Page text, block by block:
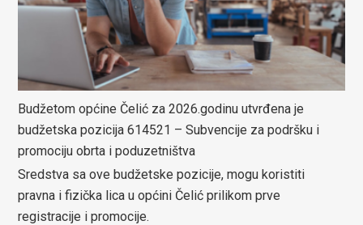
Budžetom općine Čelić za 2026.godinu utvrđena je
budžetska pozicija 614521 – Subvencije za podršku i
promociju obrta i poduzetništva
Sredstva sa ove budžetske pozicije, mogu koristiti
pravna i fizička lica u općini Čelić prilikom prve
registracije i promocije.